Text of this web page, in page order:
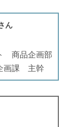
ん
商品企画部
画課 主幹